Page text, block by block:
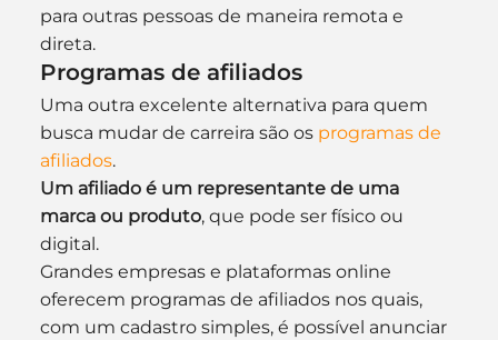
para outras pessoas de maneira remota e
direta.
Programas de afiliados
Uma outra excelente alternativa para quem
busca mudar de carreira são os programas de
afiliados.
Um afiliado é um representante de uma
marca ou produto, que pode ser físico ou
digital.
Grandes empresas e plataformas online
oferecem programas de afiliados nos quais,
com um cadastro simples, é possível anunciar